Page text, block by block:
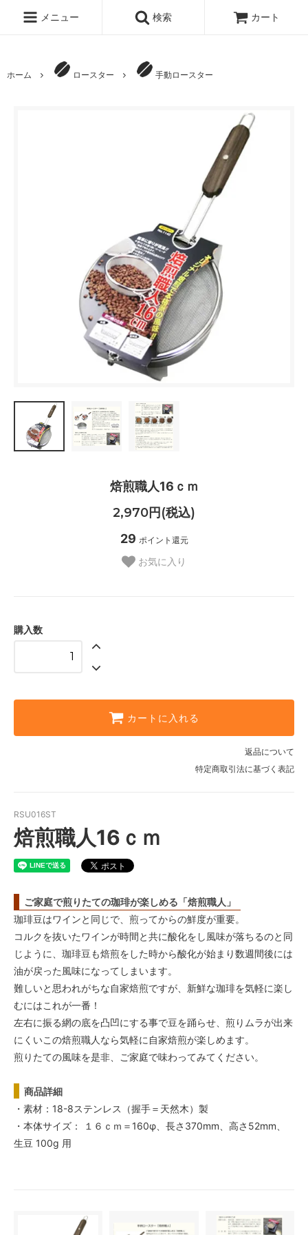
メニュー 検索 カート
ホーム ロースター 手動ロースター
焙煎職人16ｃｍ
2,970円(税込)
29 ポイント還元
お気に入り
購入数
カートに入れる
返品について
特定商取引法に基づく表記
RSU016ST
焙煎職人16ｃｍ
ご家庭で煎りたての珈琲が楽しめる「焙煎職人」
珈琲豆はワインと同じで、煎ってからの鮮度が重要。
コルクを抜いたワインが時間と共に酸化をし風味が落ちるのと同
じように、珈琲豆も焙煎をした時から酸化が始まり数週間後には
油が戻った風味になってしまいます。
難しいと思われがちな自家焙煎ですが、新鮮な珈琲を気軽に楽し
むにはこれが一番！
左右に振る網の底を凸凹にする事で豆を踊らせ、煎りムラが出来
にくいこの焙煎職人なら気軽に自家焙煎が楽しめます。
煎りたての風味を是非、ご家庭で味わってみてください。
商品詳細
・素材：18-8ステンレス（握手＝天然木）製
・本体サイズ： １６ｃｍ＝160φ、長さ370mm、高さ52mm、
生豆 100g 用